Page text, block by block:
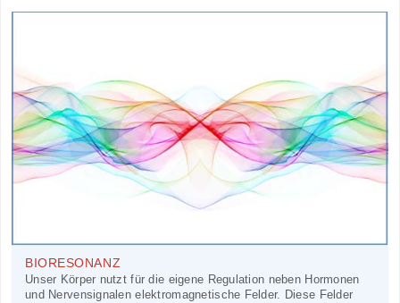
BIORESONANZ
Unser Körper nutzt für die eigene Regulation neben Hormonen
und Nervensignalen elektromagnetische Felder. Diese Felder